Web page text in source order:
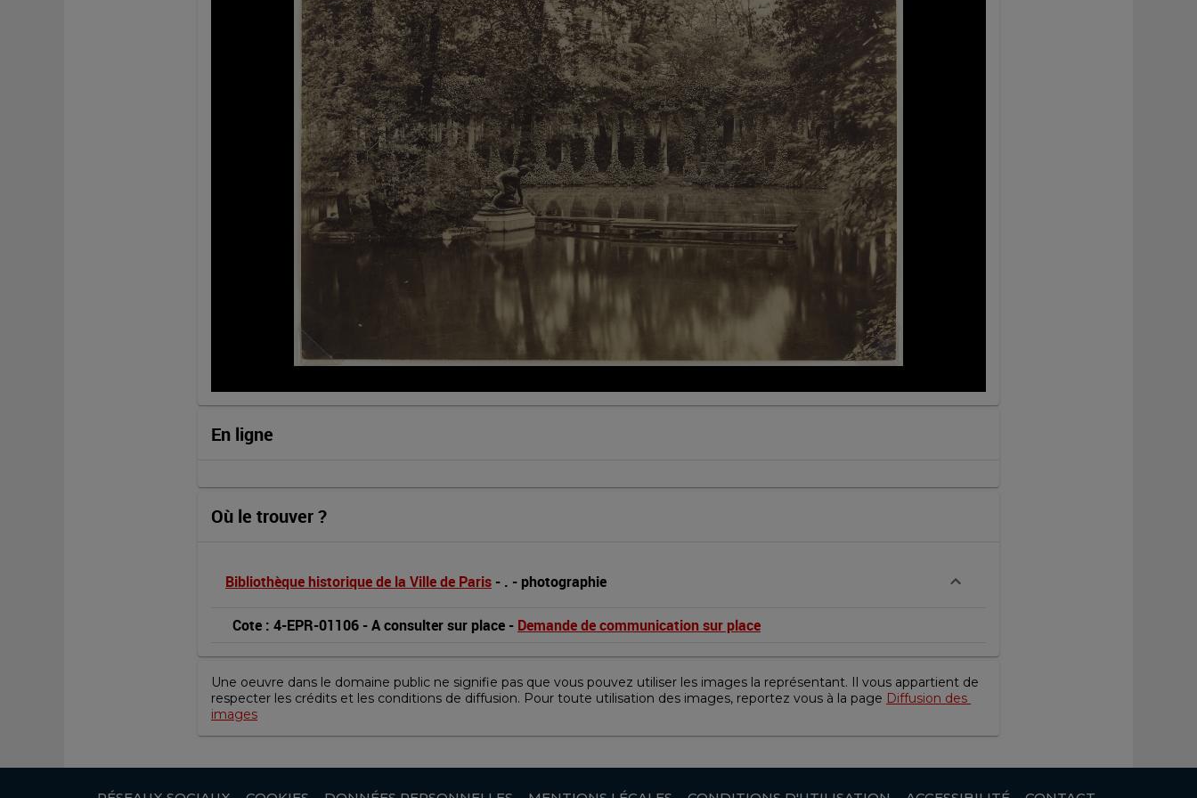
En ligne
Où le trouver ?
Bibliothèque historique de la Ville de Paris - . - photographie
Cote : 4-EPR-01106 - A consulter sur place - Demande de communication sur place
Une oeuvre dans le domaine public ne signifie pas que vous pouvez utiliser les images la représentant. Il vous appartient de
respecter les crédits et les conditions de diffusion. Pour toute utilisation des images, reportez vous à la page Diffusion des
images